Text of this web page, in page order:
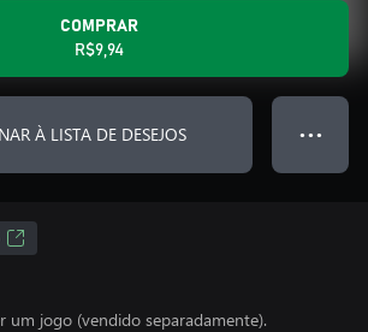
COMPRAR
R$9,94
À LISTA DE DESEJOS ● ● ●
um jogo (vendido separadamente).